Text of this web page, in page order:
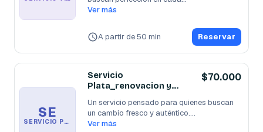
Ver más
A partir de 50 min Reservar
SE
SERVICIO PLATA_RENOVACION Y ESTILO 🥈
Servicio
Plata_renovacion y
$70.000
Un servicio pensado para quienes buscan
un cambio fresco y auténtico.
Incluye...
Ver más